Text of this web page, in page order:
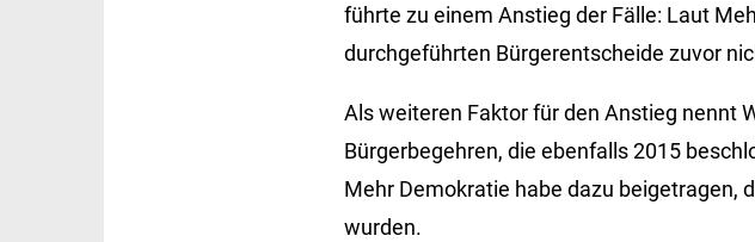
führte zu einem Anstieg der Fälle: Laut
durchgeführten Bürgerentscheide zuvor
Als weiteren Faktor für den Anstieg nennt
Bürgerbegehren, die ebenfalls 2015
Mehr Demokratie habe dazu beigetragen,
wurden.